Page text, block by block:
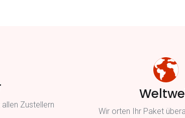
Zustellern
Wir orten Ihr Paket